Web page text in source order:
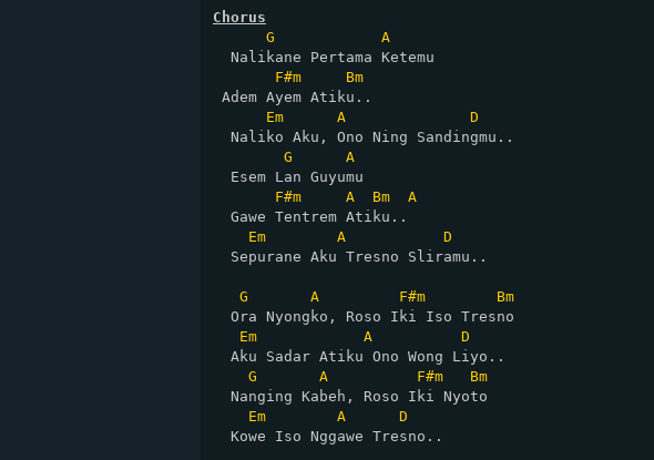
Chorus
G
A
  Nalikane Pertama Ketemu
F#m
Bm
Adem Ayem Atiku..
Em
A
D
  Naliko Aku, Ono Ning Sandingmu..
G
A
  Esem Lan Guyumu
F#m
A Bm
A
  Gawe Tentrem Atiku..
Em
A
D
  Sepurane Aku Tresno Sliramu..
G A F#m
Bm
  Ora Nyongko, Roso Iki Iso Tresno
Em
A
D
  Aku Sadar Atiku Ono Wong Liyo..
G
A F#m
Bm
  Nanging Kabeh, Roso Iki Nyoto
Em
A
D
  Kowe Iso Nggawe Tresno..